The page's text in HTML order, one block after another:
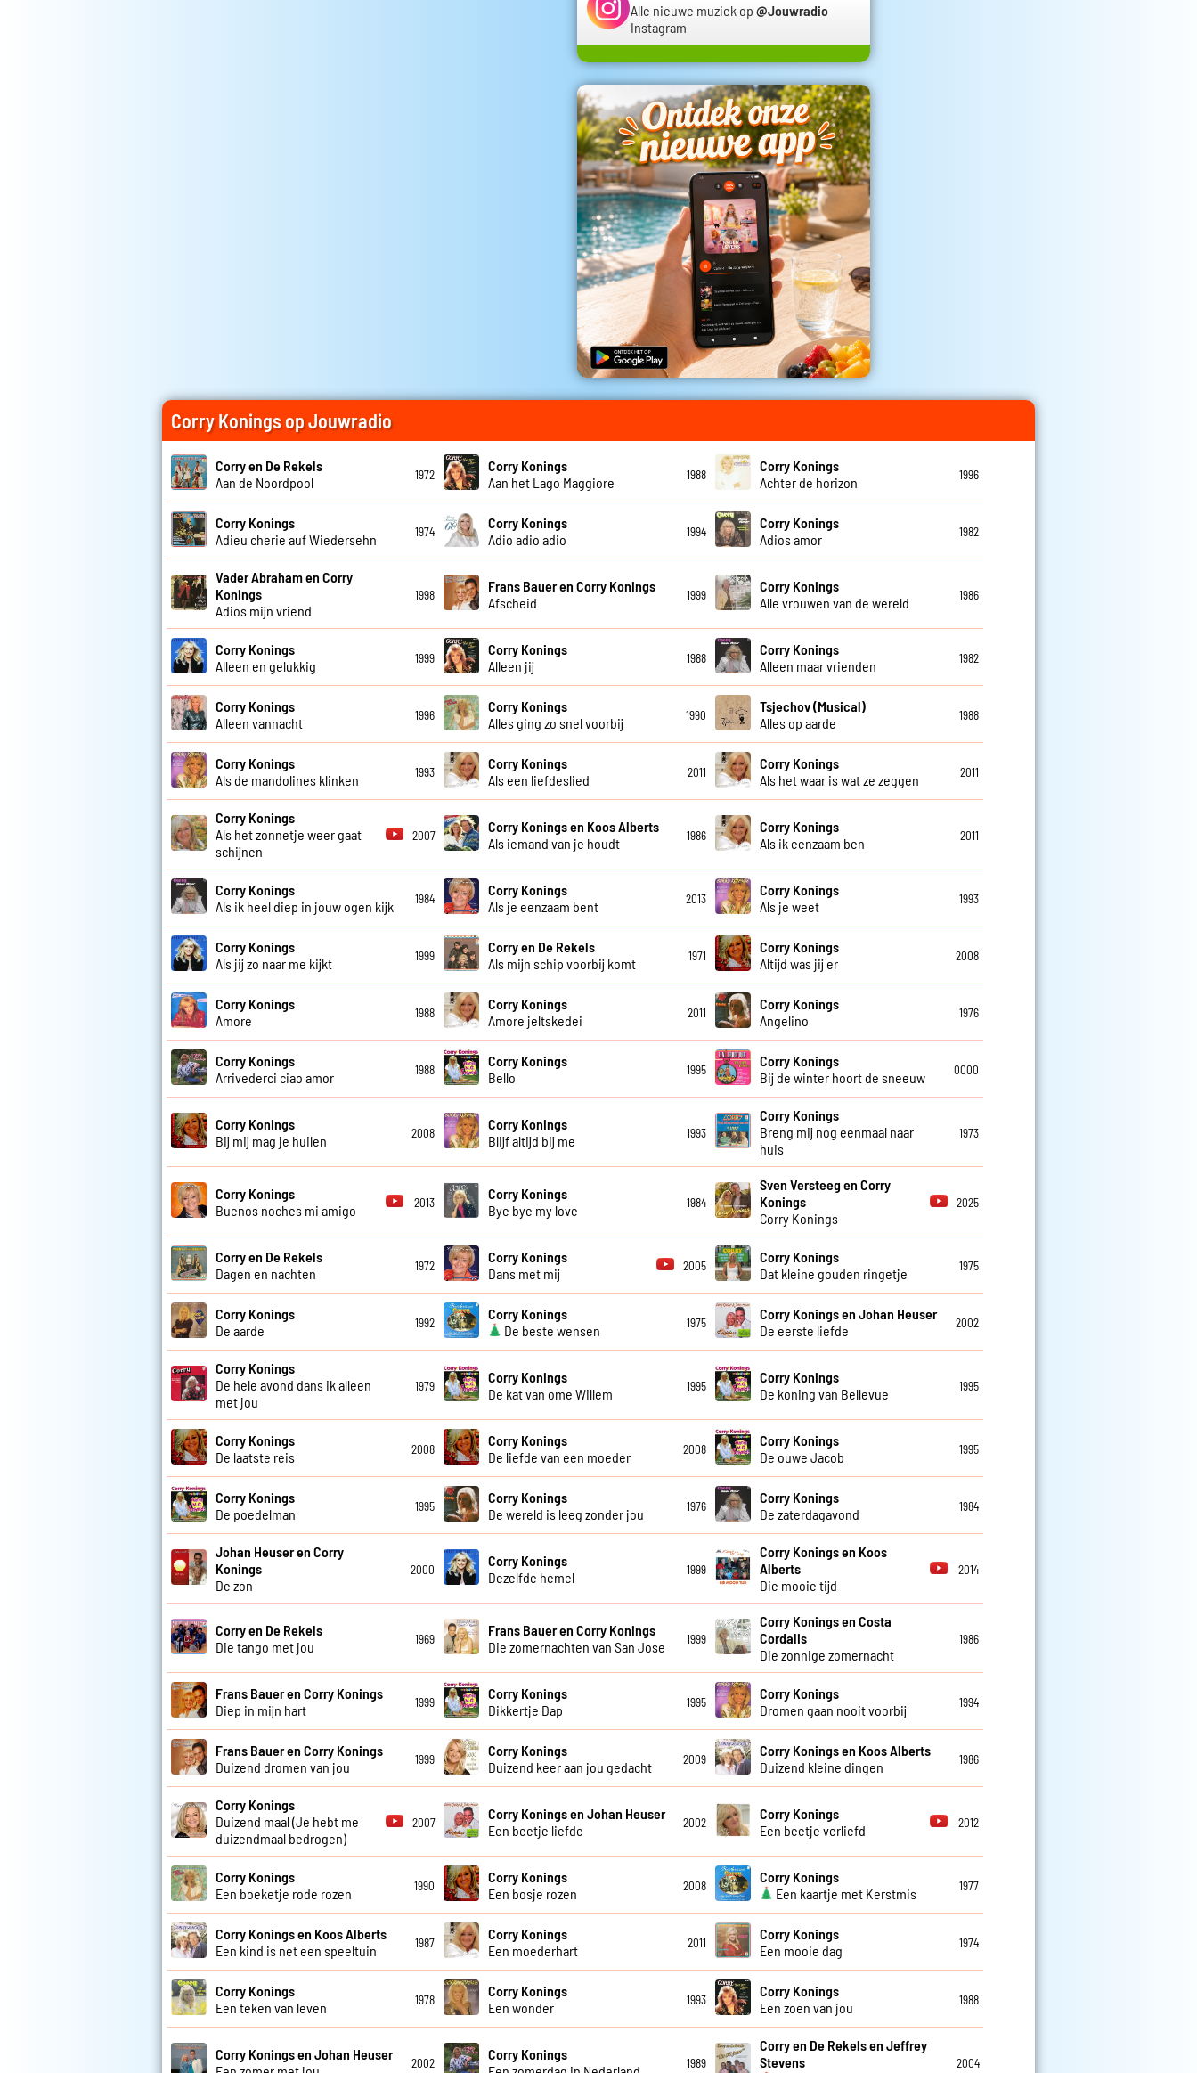
Alle nieuwe muziek op @Jouwradio
Instagram
Corry Konings op Jouwradio
Corry en De Rekels
Aan de Noordpool
1972
Corry Konings
Aan het Lago Maggiore
1988
Corry Konings
Achter de horizon
1996
Corry Konings
Adieu cherie auf Wiedersehn
1974
Corry Konings
Adio adio adio
1994
Corry Konings
Adios amor
1982
Vader Abraham en Corry
Konings
Adios mijn vriend
1998
Frans Bauer en Corry Konings
Afscheid
1999
Corry Konings
Alle vrouwen van de wereld
1986
Corry Konings
Alleen en gelukkig
1999
Corry Konings
Alleen jij
1988
Corry Konings
Alleen maar vrienden
1982
Corry Konings
Alleen vannacht
1996
Corry Konings
Alles ging zo snel voorbij
1990
Tsjechov (Musical)
Alles op aarde
1988
Corry Konings
Als de mandolines klinken
1993
Corry Konings
Als een liefdeslied
2011
Corry Konings
Als het waar is wat ze zeggen
2011
Corry Konings
Als het zonnetje weer gaat
schijnen
2007
Corry Konings en Koos Alberts
Als iemand van je houdt
1986
Corry Konings
Als ik eenzaam ben
2011
Corry Konings
Als ik heel diep in jouw ogen kijk
1984
Corry Konings
Als je eenzaam bent
2013
Corry Konings
Als je weet
1993
Corry Konings
Als jij zo naar me kijkt
1999
Corry en De Rekels
Als mijn schip voorbij komt
1971
Corry Konings
Altijd was jij er
2008
Corry Konings
Amore
1988
Corry Konings
Amore jeltskedei
2011
Corry Konings
Angelino
1976
Corry Konings
Arrivederci ciao amor
1988
Corry Konings
Bello
1995
Corry Konings
Bij de winter hoort de sneeuw
0000
Corry Konings
Bij mij mag je huilen
2008
Corry Konings
Blijf altijd bij me
1993
Corry Konings
Breng mij nog eenmaal naar
huis
1973
Corry Konings
Buenos noches mi amigo
2013
Corry Konings
Bye bye my love
1984
Sven Versteeg en Corry
Konings
Corry Konings
2025
Corry en De Rekels
Dagen en nachten
1972
Corry Konings
Dans met mij
2005
Corry Konings
Dat kleine gouden ringetje
1975
Corry Konings
De aarde
1992
Corry Konings
De beste wensen
1975
Corry Konings en Johan Heuser
De eerste liefde
2002
Corry Konings
De hele avond dans ik alleen
met jou
1979
Corry Konings
De kat van ome Willem
1995
Corry Konings
De koning van Bellevue
1995
Corry Konings
De laatste reis
2008
Corry Konings
De liefde van een moeder
2008
Corry Konings
De ouwe Jacob
1995
Corry Konings
De poedelman
1995
Corry Konings
De wereld is leeg zonder jou
1976
Corry Konings
De zaterdagavond
1984
Johan Heuser en Corry
Konings
De zon
2000
Corry Konings
Dezelfde hemel
1999
Corry Konings en Koos
Alberts
Die mooie tijd
2014
Corry en De Rekels
Die tango met jou
1969
Frans Bauer en Corry Konings
Die zomernachten van San Jose
1999
Corry Konings en Costa
Cordalis
Die zonnige zomernacht
1986
Frans Bauer en Corry Konings
Diep in mijn hart
1999
Corry Konings
Dikkertje Dap
1995
Corry Konings
Dromen gaan nooit voorbij
1994
Frans Bauer en Corry Konings
Duizend dromen van jou
1999
Corry Konings
Duizend keer aan jou gedacht
2009
Corry Konings en Koos Alberts
Duizend kleine dingen
1986
Corry Konings
Duizend maal (Je hebt me
duizendmaal bedrogen)
2007
Corry Konings en Johan Heuser
Een beetje liefde
2002
Corry Konings
Een beetje verliefd
2012
Corry Konings
Een boeketje rode rozen
1990
Corry Konings
Een bosje rozen
2008
Corry Konings
Een kaartje met Kerstmis
1977
Corry Konings en Koos Alberts
Een kind is net een speeltuin
1987
Corry Konings
Een moederhart
2011
Corry Konings
Een mooie dag
1974
Corry Konings
Een teken van leven
1978
Corry Konings
Een wonder
1993
Corry Konings
Een zoen van jou
1988
Corry Konings en Johan Heuser
2002
Corry Konings
1989
Corry en De Rekels en Jeffrey
Stevens
2004